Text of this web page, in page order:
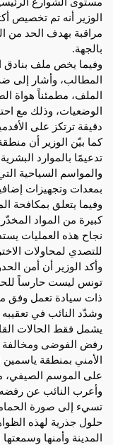
مراقبة بهدف الحد من
بالجهة.
وفيما يخص ملف بنادق
المطالب، وأشار إلى
الملف، مطمئناً هواة
الوضعيات، وذلك مع
دقيقة ترتكز على
كما بيّن الوزير أن
تدعيمًا بالموارد
والمواسم السياحية
بمعدات وتجهيزات
وفيما يتعلق بمكافحة
كبيرة من المواد
نجاح هذه العمليات
للتصدي لمحاولات
وأكد الوزير أن أمن
تونس ليست حارساً
ذات سيادة تعمل وفق
وشدّد النائب في
يشمل فقط الحالات
رفض الفوضى ومخالفة
الأمني بمنطقة
على الموسم الصيفي،
وأعرب النائب عن
تسيء إلى صورة
حلول جذرية لهذه
المدينة وأمنها وسمعتها